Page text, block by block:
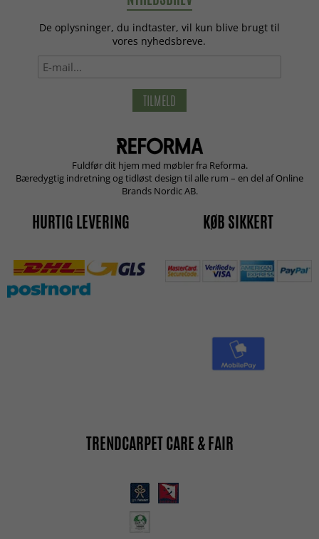
De oplysninger, du indtaster, vil kun blive brugt til
vores nyhedsbreve.
TILMELD
Fuldfør dit hjem med møbler fra Reforma.
Bæredygtig indretning og tidløst design til alle rum – en del af Online
Brands Nordic AB.
HURTIG LEVERING KØB SIKKERT
TRENDCARPET CARE & FAIR